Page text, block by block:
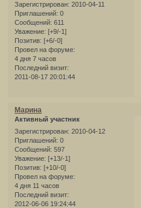
Зарегистрирован: 2010-04-11
Приглашений: 0
Сообщений: 611
Уважение: [+9/-1]
Позитив: [+6/-0]
Провел на форуме:
4 дня 7 часов
Последний визит:
2011-08-17 20:01:44
Марина
Активный участник
Зарегистрирован: 2010-04-12
Приглашений: 0
Сообщений: 597
Уважение: [+13/-1]
Позитив: [+10/-0]
Провел на форуме:
4 дня 11 часов
Последний визит:
2012-06-06 19:24:44